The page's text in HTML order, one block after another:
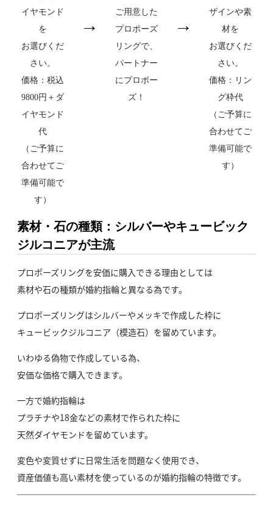
イヤモンド
を
お選びくだ
さい。
価格：税込
9800円＋ダ
イヤモンド
代
（ご予算に
合わせてご
準備可能で
す）
→
ご用意した
プロポーズ
リングで、
パートナー
にプロポー
ズ！
→
ザインや素
材を
お選びくだ
さい。
価格：リン
グ枠代
（ご予算に
合わせてご
準備可能で
す）
素材・石の種類：シルバーやキュービック
ジルコニアが主流
プロポーズリングを安価に購入できる理由としては
素材や石の種類が婚約指輪と異なる為です。
プロポーズリングはシルバーやメッキで作成した枠に
キュービックジルコニア（模造石）を留めています。
いわゆる偽物で作成している為、
安価な価格で購入できます。
一方で婚約指輪は
プラチナや18金などの素材で作られた枠に
天然ダイヤモンドを留めています。
変色や変質せずに日常生活を問題なく使用でき、
資産価値も高い素材を使っているのが婚約指輪の特徴です。